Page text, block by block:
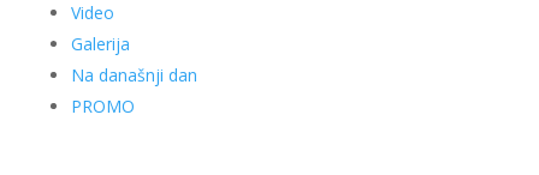
Video
Galerija
Na današnji dan
PROMO